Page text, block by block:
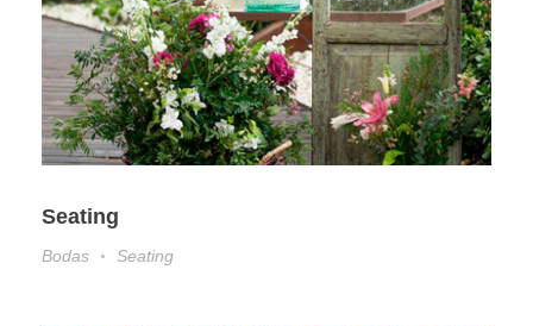
Seating
Bodas Seating